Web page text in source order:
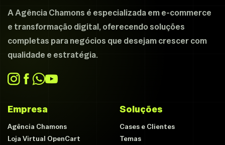
A Agência Chamons é especializada em e-commerce
e transformação digital, oferecendo soluções
completas para negócios que desejam crescer com
qualidade e estratégia.
Empresa
Agência Chamons
Loja Virtual OpenCart
Soluções
Cases e Clientes
Temas